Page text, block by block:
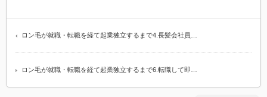
ロン毛が就職・転職を経て起業独立するまで4.長髪会社員…
ロン毛が就職・転職を経て起業独立するまで6.転職して即…